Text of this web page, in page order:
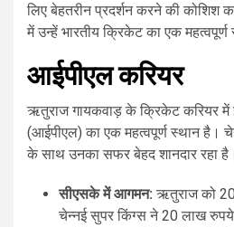
लिए बेहतरीन प्रदर्शन करने की
में उन्हें भारतीय क्रिकेट का एक महत्वपूर्ण
आईपीएल करियर
ऋतुराज गायकवाड़ के क्रिकेट करियर में
(आईपीएल) का एक महत्वपूर्ण स्थान है।
के साथ उनका सफर बेहद शानदार रहा है।
सीएसके में आगमन: ऋतुराज को
चेन्नई सुपर किंग्स ने 20 लाख रुपये